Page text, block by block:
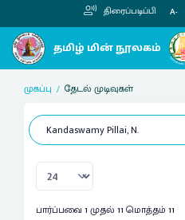
திரைப்படிப்பி A-
முகப்பு தேடல் முடிவுகள்
பார்ப்பவை 1 முதல் 11 மொத்தம் 11